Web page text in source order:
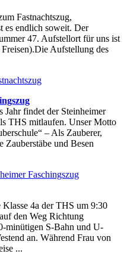
Fastnachtszug,
es endlich soweit. Der
47. Aufstellort für uns ist
Aufstellung des
Jahr findet der Steinheimer
THS mitlaufen. Unser Motto
– Als Zauberer,
und Besen
Faschingszug
4a der THS um 9:30
den Weg Richtung
minütigen S-Bahn und U-
an. Während Frau von
...